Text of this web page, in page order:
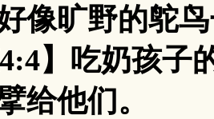
像旷野的鸵
吃奶孩子的
给他们。